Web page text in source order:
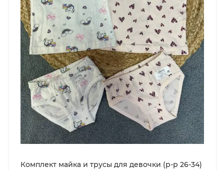
Комплект майка и трусы для девочки (р-р 26-34)